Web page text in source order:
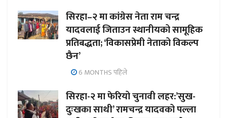
सिरहा–२ मा कांग्रेस नेता राम चन्द्र
यादवलाई जिताउन स्थानीयको सामूहिक
प्रतिबद्धता; ‘विकासप्रेमी नेताको विकल्प
छैन’
6 MONTHS पहिले
सिरहा-२ मा फेरियो चुनावी लहर:’सुख-
दुःखका साथी’ रामचन्द्र यादवको पल्ला